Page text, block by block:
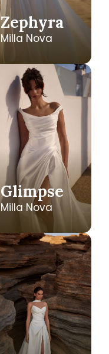
Zephyra
Milla Nova
Glimpse
Milla Nova